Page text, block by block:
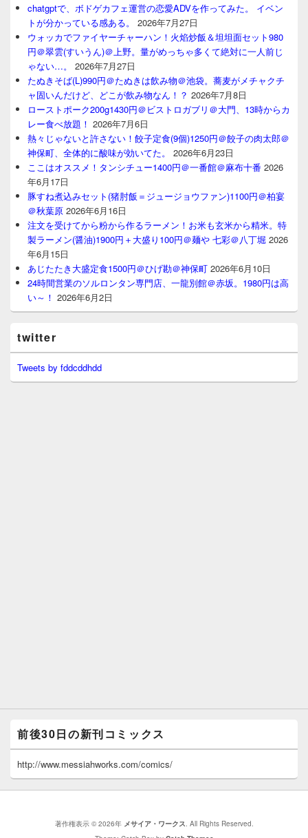
chatgptで、ボドゲカフェ運営の恋愛ADVを作ってみた。 イベン
トが分かっている感ある。
2026年7月27日
ウォッカでファイヤーチャーハン！火焰炒飯＆坦坦面セット980
円＠翠雲(すいうん)＠上野。量がめっちゃ多くて絶対に一人前じ
ゃない…。
2026年7月27日
たぬきそば(L)990円＠たぬきは飲み物＠池袋。蕎麦がメチャクチ
ャ固いんだけど、どこが飲み物なん！？ 2026年7月8日
ローストポーク200g1430円＠ビストロガブリ＠大門、13時からカ
レー食べ放題！ 2026年7月6日
熱々じゃないと許さない！餃子定食(9個)1250円＠餃子の肉太郎＠
神保町、全体的に酸味が効いてた。
2026年6月23日
ここはオススメ！タンシチュー1400円＠一番館＠麻布十番 2026
年6月17日
豚すね煮込みセット(猪肘飯＝ジュージョウファン)1100円＠柏宴
＠秋葉原 2026年6月16日
注文を受けてから粉から作るラーメン！お米も玄米から精米。特
製ラーメン(醤油)1900円＋大盛り100円＠麺や 七彩＠八丁堀 2026
年6月15日
あじたたき大盛定食1500円＠ひげ勘＠神保町 2026年6月10日
24時間営業のソルロンタン専門店、一龍別館＠赤坂。1980円は高
い～！ 2026年6月2日
twitter
Tweets by fddcddhdd
前後30日の新刊コミックス
http://www.messiahworks.com/comics/
著作権表示 © 2026年 メサイア・ワークス . All Rights Reserved.